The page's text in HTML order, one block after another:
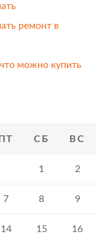
ремонт в
можно купить
ПТ СБ ВС
1 2
7 8 9
14 15 16